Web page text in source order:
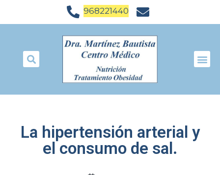
968221440
La hipertensión arterial y
el consumo de sal.